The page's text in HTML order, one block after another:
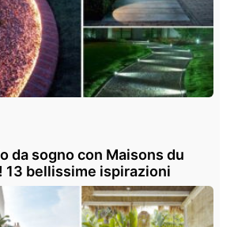
da sogno con Maisons du
13 bellissime ispirazioni